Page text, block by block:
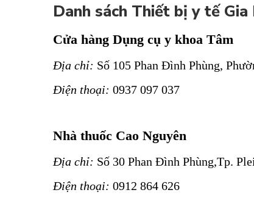
Danh sách Thiết bị y tế
Cửa hàng Dụng cụ y khoa Tâm
Địa chỉ: Số 105 Phan Đình Phùng,
Điện thoại: 0937 097 037
Nhà thuốc Cao Nguyên
Địa chỉ: Số 30 Phan Đình Phùng,Tp.
Điện thoại: 0912 864 626